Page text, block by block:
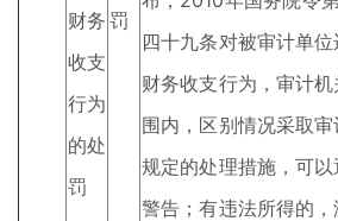
财务
收支
行为
的处
罚
罚
四十九条对被审计单
财务收支行为，审计
围内，区别情况采取
规定的处理措施，可
警告；有违法所得的，